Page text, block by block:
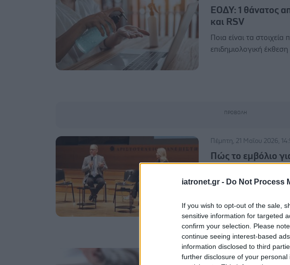
iatronet.gr - Do Not Process
If you wish to opt-out of the sale,
sensitive information for targeted
confirm your selection. Please
continue seeing interest-based
information disclosed to third
further disclosure of your personal
ΕΟΔΥ: 1 θάνατος
και RSV
Ποια είναι τα
επιδημιολογική
Πέμπτη, 21 Μαΐου 2026,
Πώς το εμβόλιο
Παρόλο που το
από το πρόγραμμα
έξι δεκαετίες.
Παρασκευή, 15 Μαΐου